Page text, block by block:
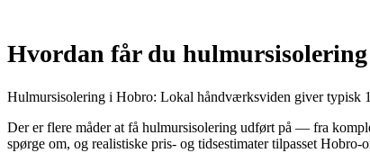
Hvordan får du
Hulmursisolering i Hobro: Lokal håndværksviden giver typisk
Der er flere måder at få hulmursisolering udført på — fra
spørge om, og realistiske pris- og tidsestimater tilpasset